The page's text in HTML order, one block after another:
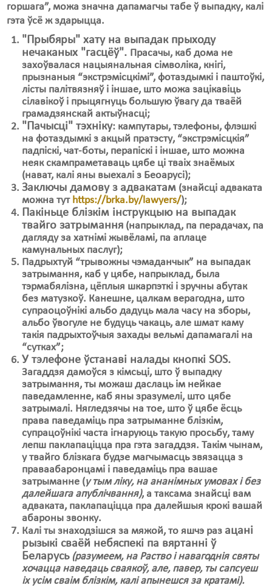
горшага”, можа значна дапамагчы табе ў выпадку, калі
гэта ўсё ж здарыцца.
"Прыбяры" хату на выпадак прыходу
нечаканых "гасцёў". Прасачы, каб дома не
захоўвалася нацыянальная сімволіка, кнігі,
прызнаныя “экстрэмісцкімі”, фотаздымкі і паштоўкі,
лісты палітвязняў і іншае, што можа зацікавіць
сілавікоў і прыцягнуць большую ўвагу да тваёй
грамадзянскай актыўнасці;
"Пачысці" тэхніку: кампутары, тэлефоны, флэшкі
на фотаздымкі з акцый пратэсту, “экстрэмісцкія”
падпіскі, чат-боты, перапіскі і іншае, што можна
неяк скампраметаваць цябе ці тваіх знаёмых
(нават, калі яны выехалі з Беоарусі);
Заключы дамову з адвакатам (знайсці адваката
можна тут https://brka.by/lawyers/);
Пакіньце блізкім інструкцыю на выпадак
твайго затрымання (напрыклад, па перадачах, па
дагляду за хатнімі жывёламі, па аплаце
камунальных паслуг);
Падрыхтуй “трывожны чэмаданчык” на выпадак
затрымання, каб у цябе, напрыклад, была
тэрмабялізна, цёплыя шкарпэткі і зручны абутак
без матузкоў. Канешне, цалкам верагодна, што
супраоцоўнікі альбо дадуць мала часу на зборы,
альбо ўвогуле не будуць чакаць, але шмат каму
такія падрыхтоўчыя захады вельмі дапамагалі на
“сутках”;
У тэлефоне ўстанаві налады кнопкі SOS.
Загаддзя дамоўcя з кімсьці, што ў выпадку
затрымання, ты можаш даслаць ім нейкае
паведамленне, каб яны зразумелі, што цябе
затрымалі. Нягледзячы на тое, што ў цябе ёсць
права паведаміць пра затрыманне блізкім,
супрацоўнікі часта ігнаруюць такую просьбу, таму
лепш паклапаціцца пра гэта загаддзя. Такім чынам,
у твайго блізкага будзе магчымасць звязацца з
праваабаронцамі і паведаміць пра вашае
затрыманне (у тым ліку, на ананімных умовах і без
далейшага апублічвання), а таксама знайсці вам
адваката, паклапаціцца пра далейшыя крокі вашай
абароны звонку.
Калі ты знаходзішся за мяжой, то яшчэ раз ацані
рызыкі сваёй небяспекі па вяртанні ў
Беларусь (разумеем, на Раство і навагоднія святы
хочацца наведаць сваякоў, але, павер, ты сапсуеш
іх усім сваім блізкім, калі апынешся за кратамі).
Суд
Экалёгія
Правы працоўных
Сацыяльныя правы